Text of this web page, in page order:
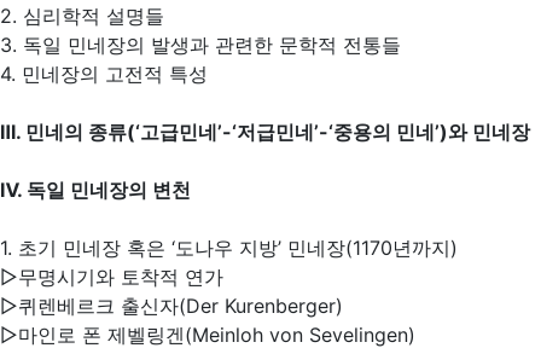
2. 심리학적 설명들
3. 독일 민네장의 발생과 관련한 문학적 전통들
4. 민네장의 고전적 특성
Ⅲ. 민네의 종류(‘고급민네’-‘저급민네’-‘중용의 민네’)와 민네장
Ⅳ. 독일 민네장의 변천
1. 초기 민네장 혹은 ‘도나우 지방’ 민네장(1170년까지)
▷무명시기와 토착적 연가
▷퀴렌베르크 출신자(Der Kurenberger)
▷마인로 폰 제벨링겐(Meinloh von Sevelingen)